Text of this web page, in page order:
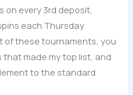
on every 3rd deposit,
each Thursday.
of these tournaments, you
made my top list, and
to the standard